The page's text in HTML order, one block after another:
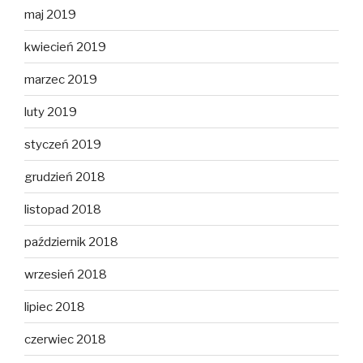
maj 2019
kwiecień 2019
marzec 2019
luty 2019
styczeń 2019
grudzień 2018
listopad 2018
październik 2018
wrzesień 2018
lipiec 2018
czerwiec 2018